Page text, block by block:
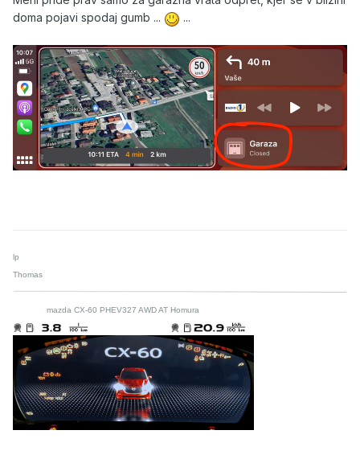
doma pojavi spodaj gumb ...
...
lp
Thomas
mazda CX-60 PHEV327 AWD AT Homura